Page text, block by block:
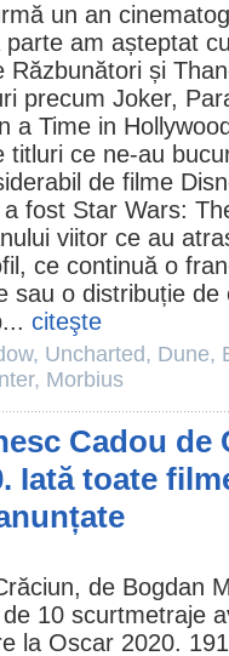
un an
parte am așteptat
Răzbunători și
precum Joker,
a Time in
titluri ce ne-au
de filme
fost Star Wars:
viitor ce au
ce continuă o
sau o distribuție
citeşte
, Uncharted, Dune,
, Morbius
Cadou de
Iată toate
de Bogdan
de 10 scurtmetraje
la Oscar 2020.